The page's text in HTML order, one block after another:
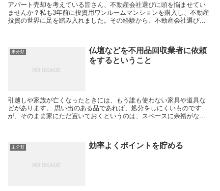
アパート売却を考えている皆さん、不動産会社選びに頭を悩ませてい
ませんか？私も3年前に投資用ワンルームマンションを購入し、不動産
投資の世界に足を踏み入れました。その経験から、不動産会社選びの
未分類
仏壇などを不用品回収業者に依頼
をするということ
引越しや家族が亡くなったときには、もう誰も使わない家具や道具な
どがあります。 思い出のある品であれば、処分をしにくいものです
が、そのまま家にただ置いておくというのは、スペースに余裕がなけ
未分類 効率よくポイントを貯める